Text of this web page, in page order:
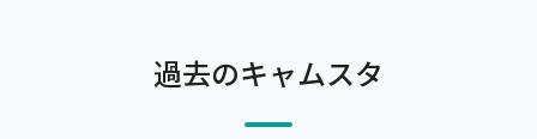
過去のキャムスタ